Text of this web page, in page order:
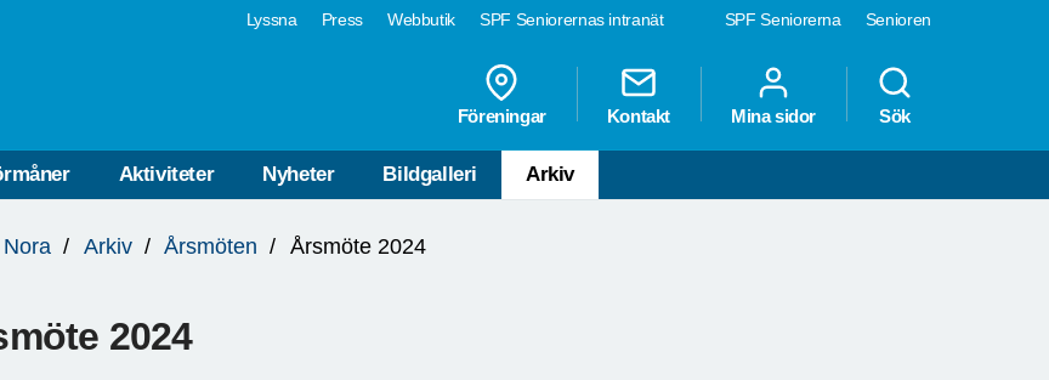
SPF Seniorerna Senioren
Lyssna Press Webbutik SPF Seniorernas intranät
Föreningar Kontakt Mina sidor Sök
Aktiviteter Nyheter Bildgalleri Arkiv
Arkiv Årsmöten Årsmöte 2024
2024